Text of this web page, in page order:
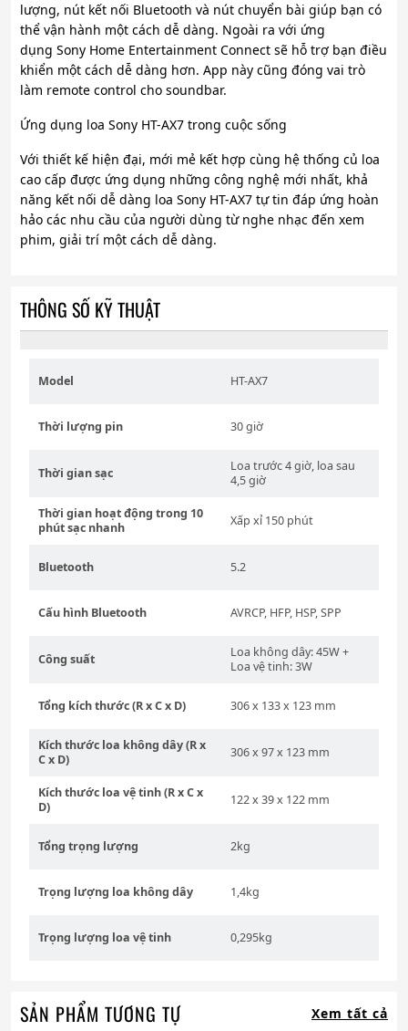
lượng, nút kết nối Bluetooth và nút chuyển bài giúp bạn có
thể vận hành một cách dễ dàng. Ngoài ra với ứng
dụng Sony Home Entertainment Connect sẽ hỗ trợ bạn điều
khiển một cách dễ dàng hơn. App này cũng đóng vai trò
làm remote control cho soundbar.
Ứng dụng loa Sony HT-AX7 trong cuộc sống
Với thiết kế hiện đại, mới mẻ kết hợp cùng hệ thống củ loa
cao cấp được ứng dụng những công nghệ mới nhất, khả
năng kết nối dễ dàng loa Sony HT-AX7 tự tin đáp ứng hoàn
hảo các nhu cầu của người dùng từ nghe nhạc đến xem
phim, giải trí một cách dễ dàng.
THÔNG SỐ KỸ THUẬT
Model HT-AX7
Thời lượng pin 30 giờ
Thời gian sạc
Loa trước 4 giờ, loa sau
4,5 giờ
Thời gian hoạt động trong 10
phút sạc nhanh
Xấp xỉ 150 phút
Bluetooth 5.2
Cấu hình Bluetooth AVRCP, HFP, HSP, SPP
Công suất
Loa không dây: 45W +
Loa vệ tinh: 3W
Tổng kích thước (R x C x D) 306 x 133 x 123 mm
Kích thước loa không dây (R x
C x D)
306 x 97 x 123 mm
Kích thước loa vệ tinh (R x C x
D)
122 x 39 x 122 mm
Tổng trọng lượng 2kg
Trọng lượng loa không dây 1,4kg
Trọng lượng loa vệ tinh 0,295kg
SẢN PHẨM TƯƠNG TỰ Xem tất cả